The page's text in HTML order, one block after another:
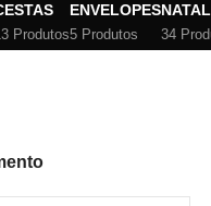
Produtos
ENVELOPES
5 Produtos
NATAL
34